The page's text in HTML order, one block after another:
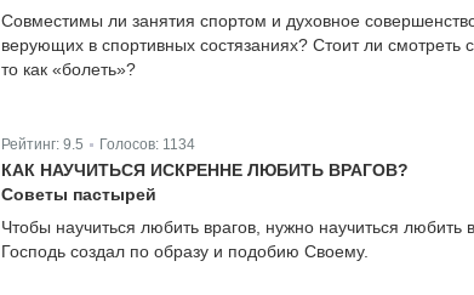
Совместимы ли занятия спортом и духовное
верующих в спортивных состязаниях? Стоит ли смотреть
то как «болеть»?
Рейтинг: 9.5 Голосов: 1134
КАК НАУЧИТЬСЯ ИСКРЕННЕ ЛЮБИТЬ ВРАГОВ?
Советы пастырей
Чтобы научиться любить врагов, нужно научиться
Господь создал по образу и подобию Своему.